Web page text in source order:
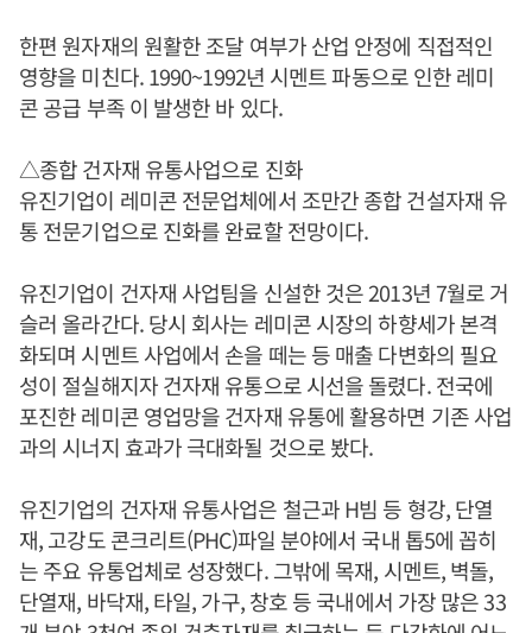
한편 원자재의 원활한 조달 여부가 산업 안정에 직접적인
영향을 미친다. 1990~1992년 시멘트 파동으로 인한 레미
콘 공급 부족 이 발생한 바 있다.
△종합 건자재 유통사업으로 진화
유진기업이 레미콘 전문업체에서 조만간 종합 건설자재 유
통 전문기업으로 진화를 완료할 전망이다.
유진기업이 건자재 사업팀을 신설한 것은 2013년 7월로 거
슬러 올라간다. 당시 회사는 레미콘 시장의 하향세가 본격
화되며 시멘트 사업에서 손을 떼는 등 매출 다변화의 필요
성이 절실해지자 건자재 유통으로 시선을 돌렸다. 전국에
포진한 레미콘 영업망을 건자재 유통에 활용하면 기존 사업
과의 시너지 효과가 극대화될 것으로 봤다.
유진기업의 건자재 유통사업은 철근과 H빔 등 형강, 단열
재, 고강도 콘크리트(PHC)파일 분야에서 국내 톱5에 꼽히
는 주요 유통업체로 성장했다. 그밖에 목재, 시멘트, 벽돌,
단열재, 바닥재, 타일, 가구, 창호 등 국내에서 가장 많은 33